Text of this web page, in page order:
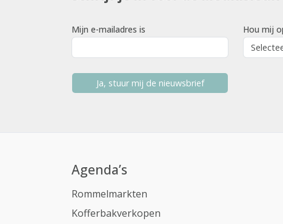
Mijn e-mailadres is Hou mij
Ja, stuur mij de nieuwsbrief
Agenda’s
Rommelmarkten
Kofferbakverkopen